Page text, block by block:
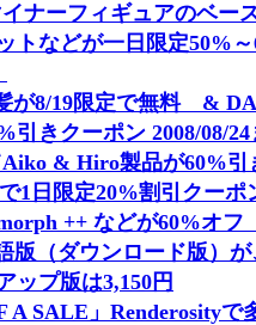
ナーフィギュアのベー
トなどが一日限定50%
が8/19限定で無料 &
引きクーポン 2008/08/24
& Hiro製品が60%
1日限定20%割引クー
++ などが60%オ
版（ダウンロード版）
ップ版は3,150円
A SALE」Renderosity